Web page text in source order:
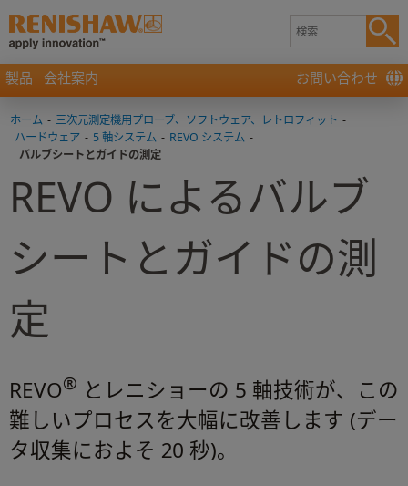
製品 会社案内 お問い合わせ
ホーム - 三次元測定機用プローブ、ソフトウェア、レトロフィット -
ハードウェア - 5 軸システム - REVO システム -
バルブシートとガイドの測定
REVO によるバルブ
シートとガイドの測
定
REVO® とレニショーの 5 軸技術が、この
難しいプロセスを大幅に改善します (デー
タ収集におよそ 20 秒)。